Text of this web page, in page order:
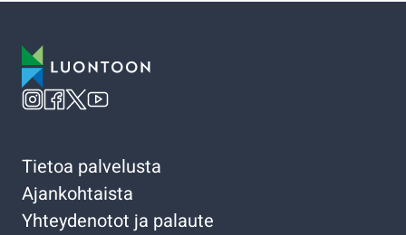
Tietoa palvelusta
Ajankohtaista
Yhteydenotot ja palaute